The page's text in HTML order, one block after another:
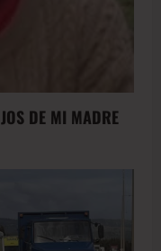
DE MI MADRE